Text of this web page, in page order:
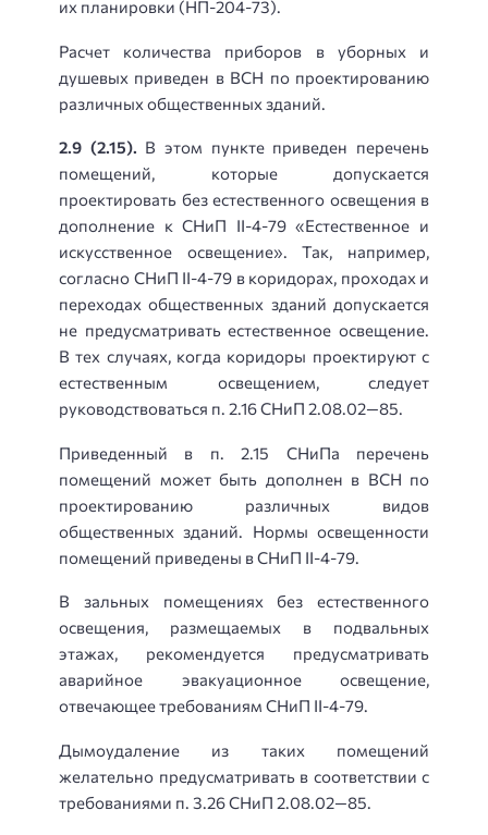
их планировки (НП-204-73).
Расчет количества приборов в уборных и
душевых приведен в ВСН по проектированию
различных общественных зданий.
2.9 (2.15). В этом пункте приведен перечень
помещений, которые допускается
проектировать без естественного освещения в
дополнение к СНиП II-4-79 «Естественное и
искусственное освещение». Так, например,
согласно СНиП II-4-79 в коридорах, проходах и
переходах общественных зданий допускается
не предусматривать естественное освещение.
В тех случаях, когда коридоры проектируют с
естественным освещением, следует
руководствоваться п. 2.16 СНиП 2.08.02—85.
Приведенный в п. 2.15 СНиПа перечень
помещений может быть дополнен в ВСН по
проектированию различных видов
общественных зданий. Нормы освещенности
помещений приведены в СНиП II-4-79.
В зальных помещениях без естественного
освещения, размещаемых в подвальных
этажах, рекомендуется предусматривать
аварийное эвакуационное освещение,
отвечающее требованиям СНиП II-4-79.
Дымоудаление из таких помещений
желательно предусматривать в соответствии с
требованиями п. 3.26 СНиП 2.08.02—85.